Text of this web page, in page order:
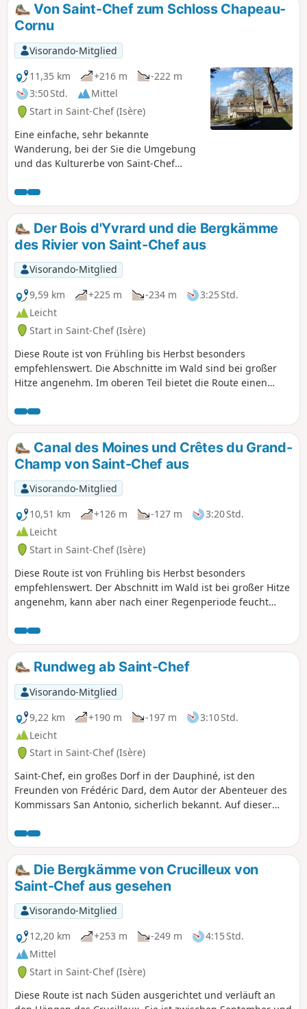
Von Saint-Chef zum Schloss Chapeau-
Cornu
Visorando-Mitglied
11,35 km
+216 m
-222 m
3:50 Std.
Mittel
Start in Saint-Chef (Isère)
Eine einfache, sehr bekannte
Wanderung, bei der Sie die Umgebung
und das Kulturerbe von Saint-Chef
anderem an der Abteikirche vorbei.
Der Bois d'Yvrard und die Bergkämme
des Rivier von Saint-Chef aus
Visorando-Mitglied
9,59 km
+225 m -234 m
3:25 Std.
Leicht
Start in Saint-Chef (Isère)
Diese Route ist von Frühling bis Herbst besonders
empfehlenswert. Die Abschnitte im Wald sind bei großer
Hitze angenehm. Im oberen Teil bietet die Route einen
bis zum Mont-Blanc im Osten. Der Abstieg zum Dorf Saint-
Chef bietet einen schönen Blick auf das Schlossviertel und
die Abteikirche. Ein Großteil der Strecke verläuft auf
asphaltierten Straßen. Die meisten dieser Straßen sind
jedoch ehemalige Verbindungswege mit sehr geringem
Verkehrsaufkommen.
Canal des Moines und Crêtes du Grand-
Champ von Saint-Chef aus
Visorando-Mitglied
10,51 km
+126 m -127 m
3:20 Std.
Leicht
Start in Saint-Chef (Isère)
Diese Route ist von Frühling bis Herbst besonders
empfehlenswert. Der Abschnitt im Wald ist bei großer Hitze
angenehm, kann aber nach einer Regenperiode feucht
Überbleibsel mittelalterlicher Bauwerke. Im oberen Teil
bietet die Route einen Panoramablick auf die Bergmassive
vom Bugey im Norden bis zum Vercors im Süden, vorbei am
Mont-Blanc, der Vanoise, Belledonne und der Chartreuse.
Sie bietet auch einen freien Blick auf die umliegenden
Hügel und die Massive des Pilat und der Ardèche im
Westen. Der Balkonweg oberhalb des Dorfes Montcarra und
der Abstieg zum Dorf Saint-Chef bieten angenehme
Ausblicke.Abgesehen vom Start und vom Ende (städtische
Abschnitte) verläuft diese Route größtenteils auf
unbefestigten Wegen. Im oberen Teil stellt die
Hochspannungsleitung einen nicht zu vernachlässigenden
Nachteil dar, aber die Route hält sich so weit wie möglich
Rundweg ab Saint-Chef
Visorando-Mitglied
9,22 km
+190 m -197 m
3:10 Std.
Leicht
Start in Saint-Chef (Isère)
Saint-Chef, ein großes Dorf in der Dauphiné, ist den
Freunden von Frédéric Dard, dem Autor der Abenteuer des
Kommissars San Antonio, sicherlich bekannt. Auf dieser
und auf halber Strecke das wunderschöne Schloss Chapeau
Cornu entdecken.
Die Bergkämme von Crucilleux von
Saint-Chef aus gesehen
Visorando-Mitglied
12,20 km
+253 m -249 m
4:15 Std.
Mittel
Start in Saint-Chef (Isère)
Diese Route ist nach Süden ausgerichtet und verläuft an